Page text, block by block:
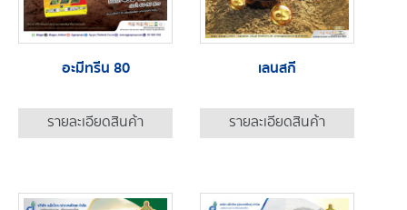
อะมีทรีน 80
รายละเอียดสินค้า
เลนสกี
รายละเอียดสินค้า